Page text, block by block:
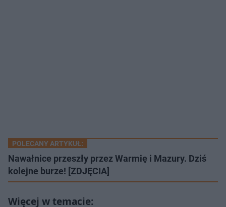
POLECANY ARTYKUŁ:
Nawałnice przeszły przez Warmię i Mazury. Dziś
kolejne burze! [ZDJĘCIA]